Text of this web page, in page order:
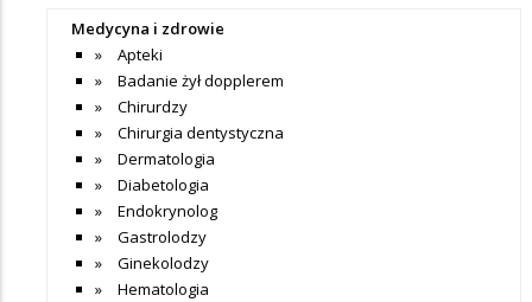
Medycyna i zdrowie
Apteki
Badanie żył dopplerem
Chirurdzy
Chirurgia dentystyczna
Dermatologia
Diabetologia
Endokrynolog
Gastrolodzy
Ginekolodzy
Hematologia